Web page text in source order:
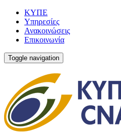
ΚΥΠΕ
Υπηρεσίες
Ανακοινώσεις
Επικοινωνία
Toggle navigation